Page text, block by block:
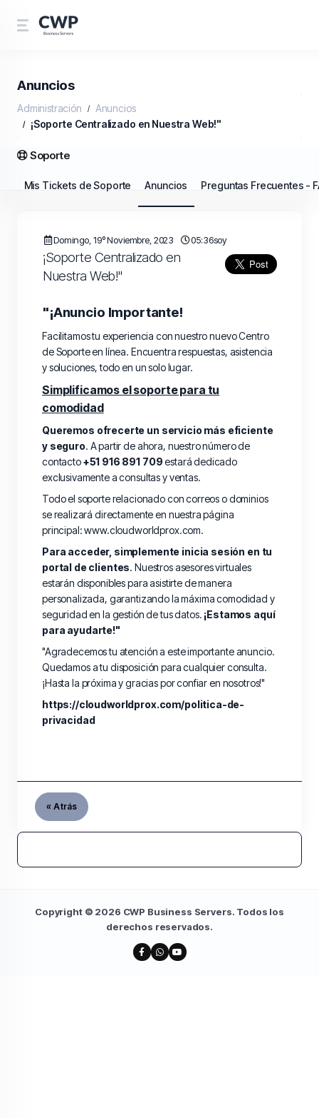
Anuncios
Administración
Anuncios
¡Soporte Centralizado en Nuestra Web!"
Soporte
Mis Tickets de Soporte Anuncios Preguntas Frecuentes -
Domingo, 19º Noviembre, 2023 05:36soy
¡Soporte Centralizado en
Nuestra Web!"
"¡Anuncio Importante!
Facilitamos tu experiencia con nuestro nuevo Centro
de Soporte en línea. Encuentra respuestas, asistencia
y soluciones, todo en un solo lugar.
Simplificamos el soporte para tu
comodidad
Queremos ofrecerte un servicio más eficiente
y seguro. A partir de ahora, nuestro número de
contacto+51 916 891 709estará dedicado
exclusivamente a consultas y ventas.
Todo el soporte relacionado con correos o dominios
se realizará directamente en nuestra página
principal:www.cloudworldprox.com.
Para acceder, simplemente inicia sesión en tu
portal de clientes. Nuestros asesores virtuales
estarán disponibles para asistirte de manera
personalizada, garantizando la máxima comodidad y
seguridad en la gestión de tus datos. ¡Estamos aquí
para ayudarte!"
"Agradecemos tu atención a este importante anuncio.
Quedamos a tu disposición para cualquier consulta.
¡Hasta la próxima y gracias por confiar en nosotros!"
https://cloudworldprox.com/politica-de-
privacidad
« Atrás
Copyright © 2026 CWP Business Servers. Todos los
derechos reservados.